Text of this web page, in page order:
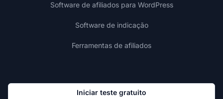
Software de afiliados para WordPress
Software de indicação
Ferramentas de afiliados
Iniciar teste gratuito